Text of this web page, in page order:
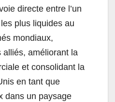
directe entre l’un
plus liquides au
mondiaux,
alliés, améliorant la
et consolidant la
en tant que
dans un paysage